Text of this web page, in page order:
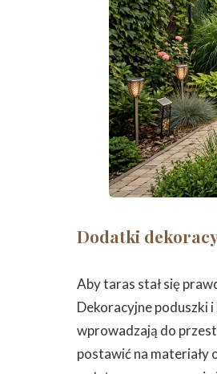
Dodatki
Aby taras stał się
Dekoracyjne poduszki
wprowadzają do
postawić na materiały